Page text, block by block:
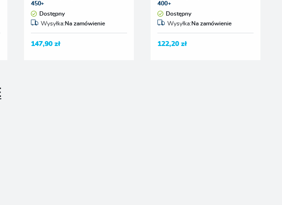
450+
Dostępny
Wysyłka:Na zamówienie
147,90 zł
400+
Dostępny
Wysyłka:Na zamówienie
122,20 zł